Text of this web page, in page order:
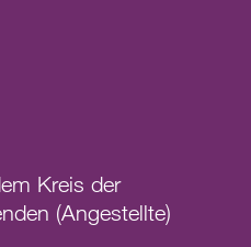
Kreis der
(Angestellte)